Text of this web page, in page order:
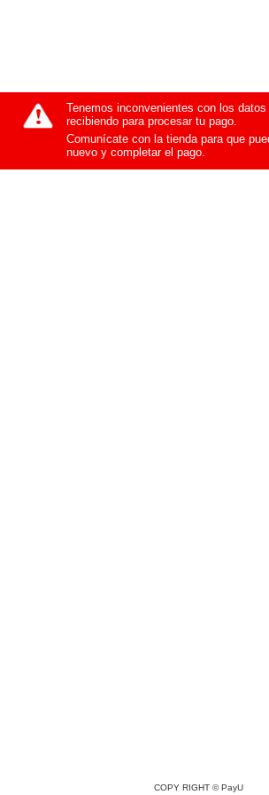
Tenemos inconvenientes con los
recibiendo para procesar tu pago.
Comunícate con la tienda para que
nuevo y completar el pago.
COPY RIGHT ©PayU